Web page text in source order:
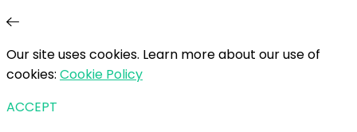
Our site uses cookies. Learn more about our use of
cookies: Cookie Policy
ACCEPT